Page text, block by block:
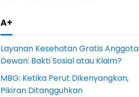
A+
Layanan Kesehatan Gratis Anggota
Dewan: Bakti Sosial atau Klaim?
MBG: Ketika Perut Dikenyangkan,
Pikiran Ditangguhkan